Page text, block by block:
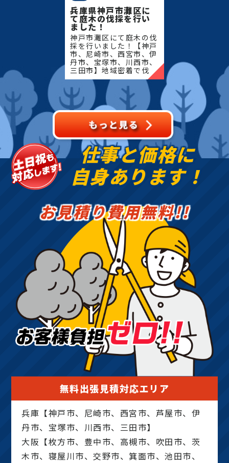
兵庫県神戸市灘区に
て庭木の伐採を行い
ました！
神戸市灘区にて庭木の伐
採を行いました！【神戸
市、尼崎市、西宮市、伊
丹市、宝塚市、川西市、
三田市】地域密着で伐
採・抜根・剪定・草刈り
などのお庭のこと、造
園・植木屋をお探しなら
当社にご相談ください！
当社で
仕事と価格に
自身あります！
お見積り費用無料!!
無料出張見積対応エリア
兵庫【神戸市、尼崎市、西宮市、芦屋市、伊
丹市、宝塚市、川西市、三田市】
大阪【枚方市、豊中市、高槻市、吹田市、茨
木市、寝屋川市、交野市、箕面市、池田市、